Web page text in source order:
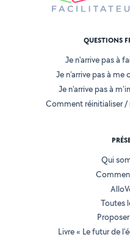
QUESTIONS
Je n'arrive pas à
Je n'arrive pas à
Je n'arrive pas à
Comment réinitialiser
Qui
Toutes
Livre « Le futur de